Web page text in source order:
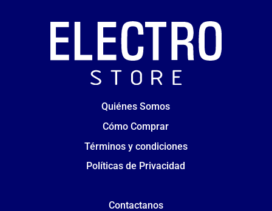
Quiénes Somos
Cómo Comprar
Términos y condiciones
Políticas de Privacidad
Contactanos